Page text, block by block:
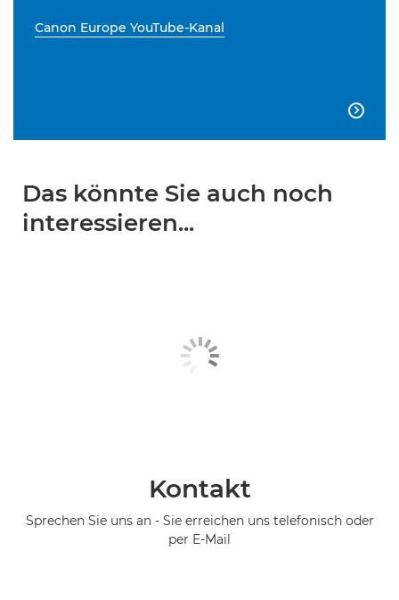
Canon Europe YouTube-Kanal

Das könnte Sie auch noch
interessieren...
Kontakt
Sprechen Sie uns an - Sie erreichen uns telefonisch oder
per E-Mail